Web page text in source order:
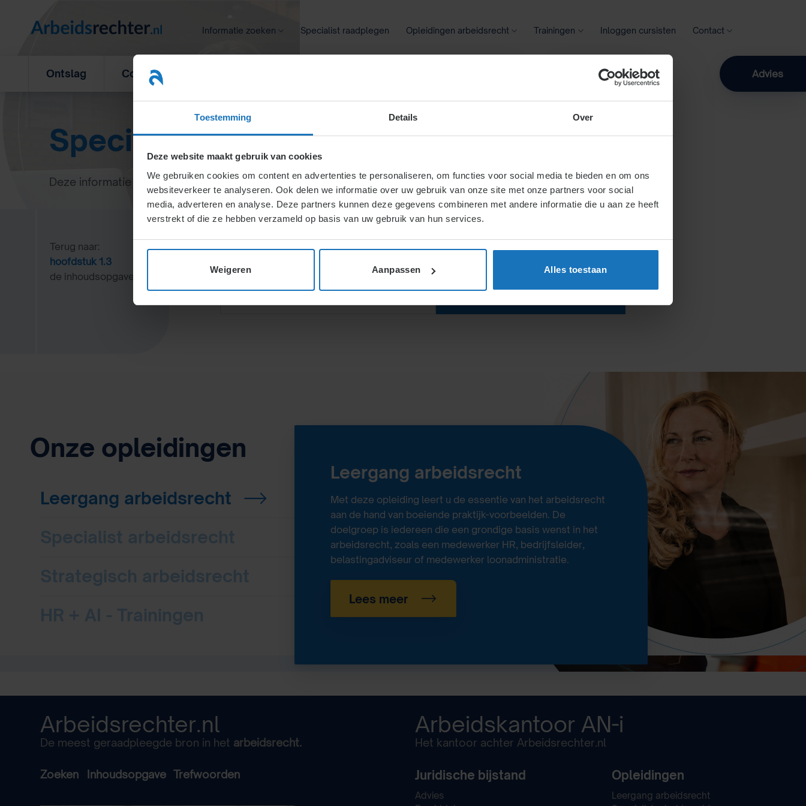
Toestemming Details Over
Deze website maakt gebruik van cookies
We gebruiken cookies om content en advertenties te personaliseren, om functies voor social media te bieden en om ons
websiteverkeer te analyseren. Ook delen we informatie over uw gebruik van onze site met onze partners voor social
media, adverteren en analyse. Deze partners kunnen deze gegevens combineren met andere informatie die u aan ze heeft
verstrekt of die ze hebben verzameld op basis van uw gebruik van hun services.
Weigeren Aanpassen Alles toestaan
Informatie zoeken Specialist raadplegen Opleidingen arbeidsrecht Trainingen Inloggen cursisten Contact
Ontslag Concurrentiebeding Zoeken Advies
Specialisten info
Deze informatie is voor de cursisten van onze opleidingen.
Terug naar:
hoofdstuk 1.3
de inhoudsopgave
Inlog voor cursisten
Onze opleidingen
Leergang arbeidsrecht
Leergang arbeidsrecht
Met deze opleiding leert u de essentie van het arbeidsrecht
aan de hand van boeiende praktijk-voorbeelden. De
doelgroep is iedereen die een grondige basis wenst in het
arbeidsrecht, zoals een medewerker HR, bedrijfsleider,
belastingadviseur of medewerker loonadministratie.
Lees meer
Arbeidsrechter.nl
De meest geraadpleegde bron in het arbeidsrecht.
Zoeken Inhoudsopgave Trefwoorden
Arbeidskantoor AN-i
Het kantoor achter Arbeidsrechter.nl
Juridische bijstand
Advies
Opleidingen
Leergang arbeidsrecht